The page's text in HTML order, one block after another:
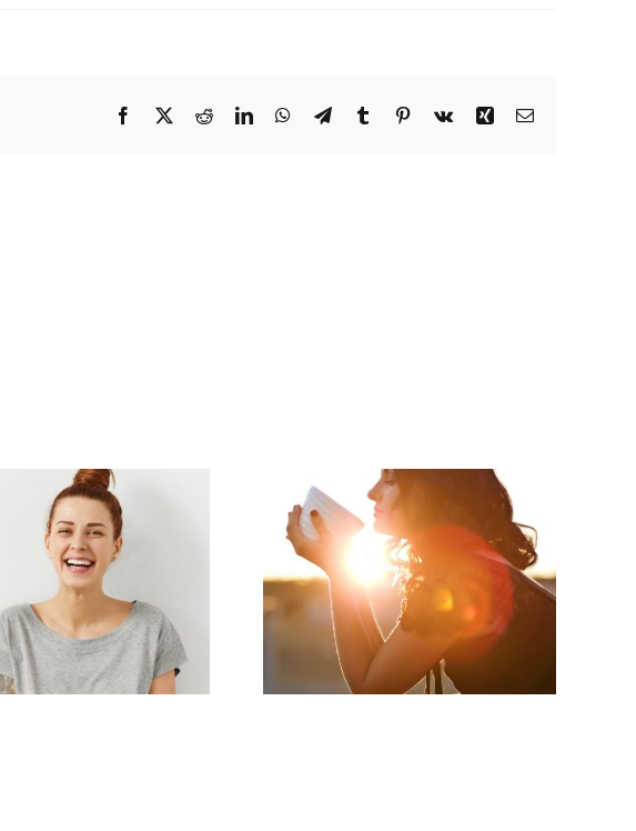
Facebook
X RedditLinkedInWhatsApp
TelegramTumblr Pinterest
Vk Xing Correo
Si quieres tener
una vagina
saludable estos
son los 8 pasos
que debes seguir